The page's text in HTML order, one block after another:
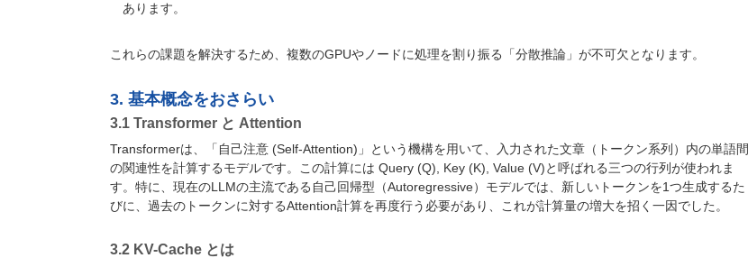
あります。
これらの課題を解決するため、複数のGPUやノードに処理を割り振る「分散推論」が不可欠となります。
3. 基本概念をおさらい
3.1 Transformer と Attention
Transformerは、「自己注意 (Self-Attention)」という機構を用いて、入力された文章（トークン系列）内の単語間
の関連性を計算するモデルです。この計算には Query (Q), Key (K), Value (V)と呼ばれる三つの行列が使われま
す。特に、現在のLLMの主流である自己回帰型（Autoregressive）モデルでは、新しいトークンを1つ生成するた
びに、過去のトークンに対するAttention計算を再度行う必要があり、これが計算量の増大を招く一因でした。
3.2 KV-Cache とは